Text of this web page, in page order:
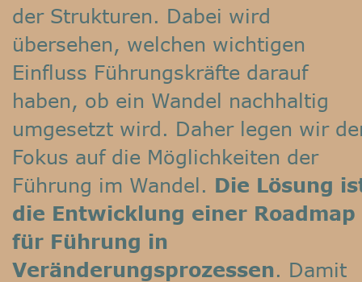
der Strukturen. Dabei wird
übersehen, welchen wichtigen
Einfluss Führungskräfte darauf
haben, ob ein Wandel nachhaltig
umgesetzt wird. Daher legen wir
Fokus auf die Möglichkeiten der
Führung im Wandel. Die Lösung
die Entwicklung einer Roadmap
für Führung in
Veränderungsprozessen. Damit